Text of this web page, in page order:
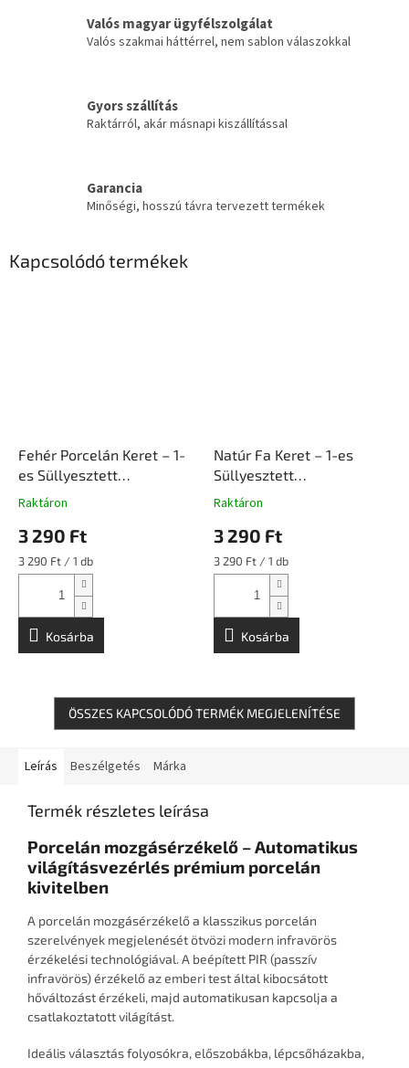
Valós magyar ügyfélszolgálat
Valós szakmai háttérrel, nem sablon válaszokkal
Gyors szállítás
Raktárról, akár másnapi kiszállítással
Garancia
Minőségi, hosszú távra tervezett termékek
Kapcsolódó termékek
Fehér Porcelán Keret – 1-
es Süllyesztett
Szerelvényhez |
Raktáron
3 290 Ft
Egységár:
3 290 Ft / 1 db
Kosárba
Natúr Fa Keret – 1-es
Süllyesztett
Szerelvényhez |
Raktáron
3 290 Ft
Egységár:
3 290 Ft / 1 db
Kosárba
ÖSSZES KAPCSOLÓDÓ TERMÉK MEGJELENÍTÉSE
Leírás Beszélgetés Márka
Termék részletes leírása
Porcelán mozgásérzékelő – Automatikus
világításvezérlés prémium porcelán
kivitelben
A porcelán mozgásérzékelő a klasszikus porcelán
szerelvények megjelenését ötvözi modern infravörös
érzékelési technológiával. A beépített PIR (passzív
infravörös) érzékelő az emberi test által kibocsátott
hőváltozást érzékeli, majd automatikusan kapcsolja a
csatlakoztatott világítást.
Ideális választás folyosókra, előszobákba, lépcsőházakba,